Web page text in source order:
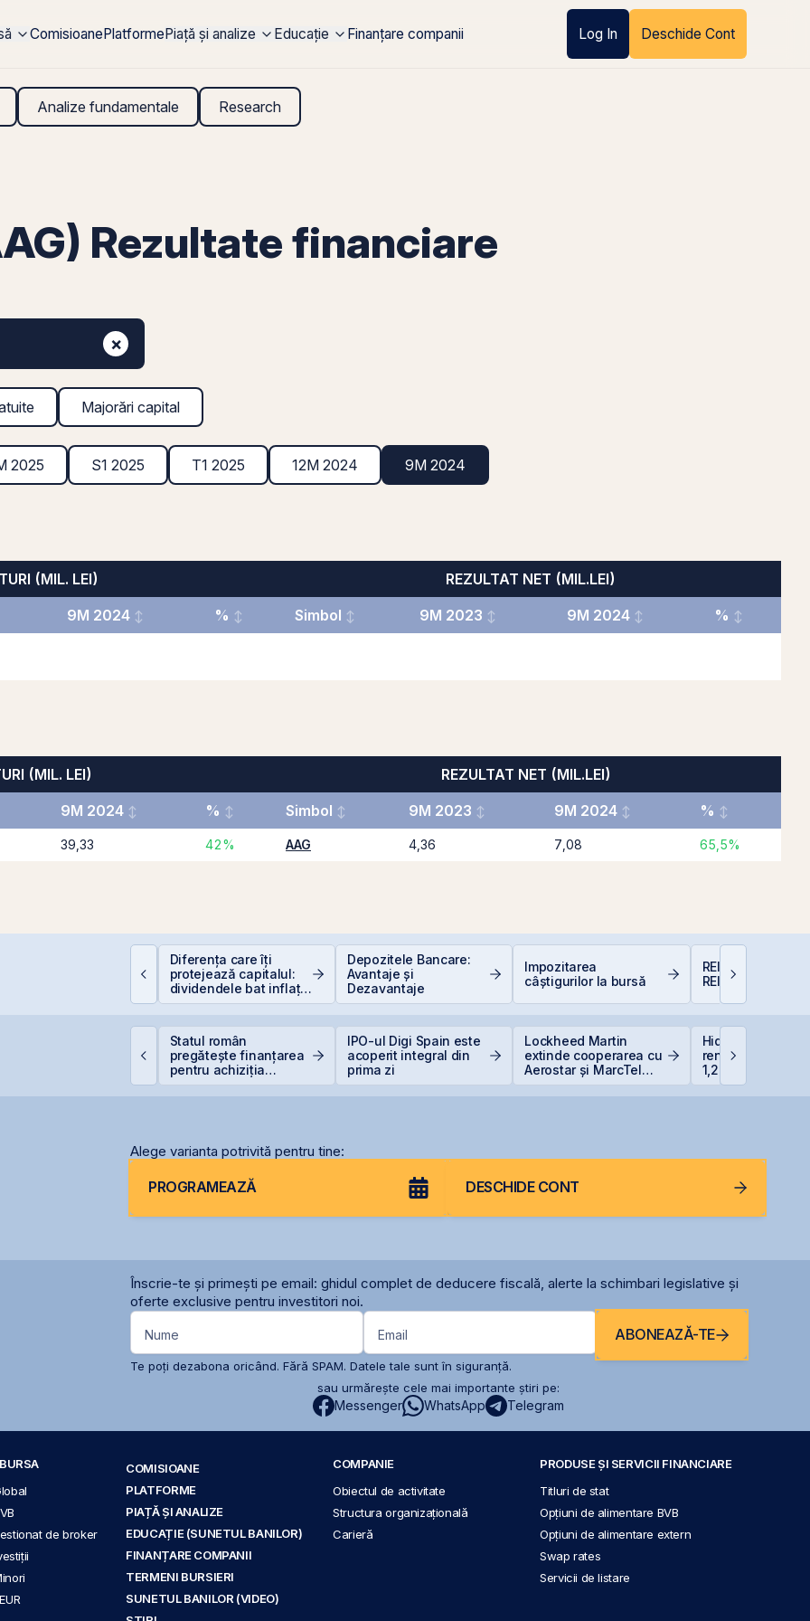
ComisioanePlatformePiață și analize Educație Finanțare companii Log In Deschide Cont
Analize fundamentale Research
Rezultate financiare
×
Majorări capital
2025 S1 2025 T1 2025 12M 2024 9M 2024
(MIL. LEI)
REZULTAT NET (MIL.LEI)
9M 2024 % Simbol 9M 2023 9M 2024 %
(MIL. LEI)
REZULTAT NET (MIL.LEI)
9M 2024 % Simbol 9M 2023 9M 2024 %
39,33 42% AAG 4,36 7,08 65,5%
Diferența care îți
protejează capitalul:
dividendele bat inflația
(+5% vs. −6%)
Depozitele Bancare:
Avantaje și
Dezavantaje
Impozitarea
câștigurilor la bursă
REIT-urile
REIT-urile
Statul român
pregătește finanțarea
pentru achiziția
IPO-ul Digi Spain este
acoperit integral din
prima zi
Lockheed Martin
extinde cooperarea cu
Aerostar și MarcTel
Hidroelectrica
renunțe la un
1,27 miliarde lei
Siret
Alege varianta potrivită pentru tine:
PROGRAMEAZĂ DESCHIDE CONT
Înscrie-te și primești pe email: ghidul complet de deducere fiscală, alerte la schimbari legislative și
oferte exclusive pentru investitori noi.
Nume Email ABONEAZĂ-TE
Te poți dezabona oricând. Fără SPAM. Datele tale sunt în siguranță.
sau urmărește cele mai importante știri pe:
Messenger WhatsApp Telegram
de broker
COMISIOANE
PLATFORME
PIAȚĂ ȘI ANALIZE
EDUCAȚIE (SUNETUL BANILOR)
FINANȚARE COMPANII
TERMENI BURSIERI
SUNETUL BANILOR (VIDEO)
COMPANIE
Obiectul de activitate
Structura organizațională
Carieră
PRODUSE ȘI SERVICII FINANCIARE
Titluri de stat
Opțiuni de alimentare BVB
Opțiuni de alimentare extern
Swap rates
Servicii de listare